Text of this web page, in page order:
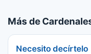
Más de
Necesito decírtelo